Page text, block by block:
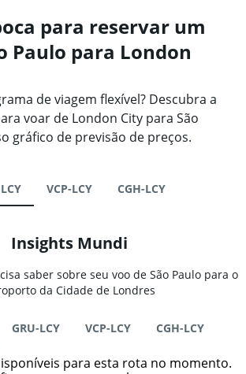
para reservar um
Paulo para London
de viagem flexível? Descubra a
voar de London City para São
gráfico de previsão de preços.
VCP-LCY CGH-LCY
Insights Mundi
saber sobre seu voo de São Paulo para o
da Cidade de Londres
GRU-LCY VCP-LCY CGH-LCY
para esta rota no momento.